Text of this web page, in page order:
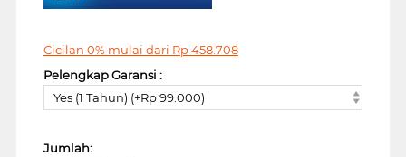
Cicilan 0% mulai dari Rp458.708
Pelengkap Garansi :
Yes (1 Tahun) (+Rp 99.000)
Jumlah: